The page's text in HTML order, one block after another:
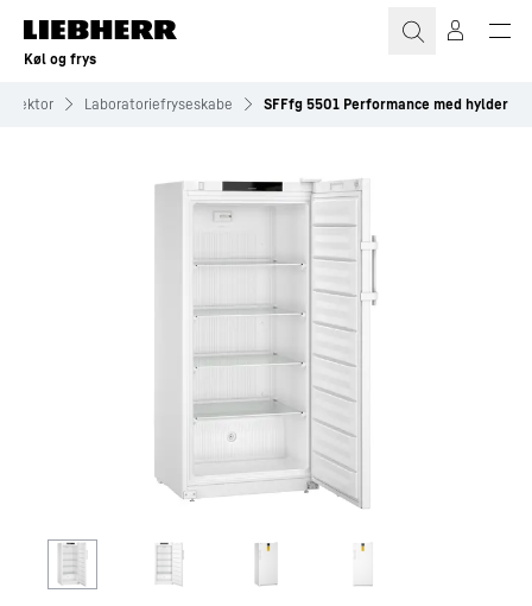
Køl og frys
Laboratoriefryseskabe SFFfg 5501 Performance med hylder